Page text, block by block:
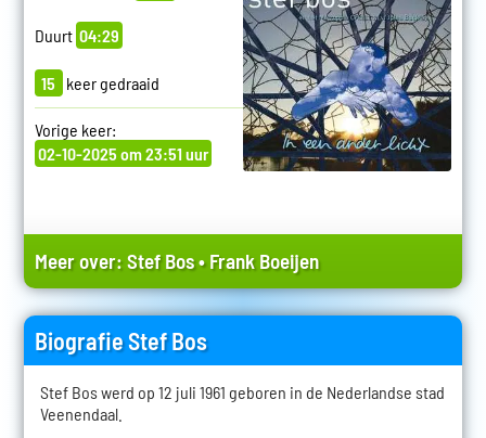
Duurt 04:29
15 keer gedraaid
Vorige keer:
02-10-2025 om 23:51 uur
Meer over:Stef Bos•Frank Boeijen
Biografie Stef Bos
Stef Bos werd op 12 juli 1961 geboren in de Nederlandse stad
Veenendaal.